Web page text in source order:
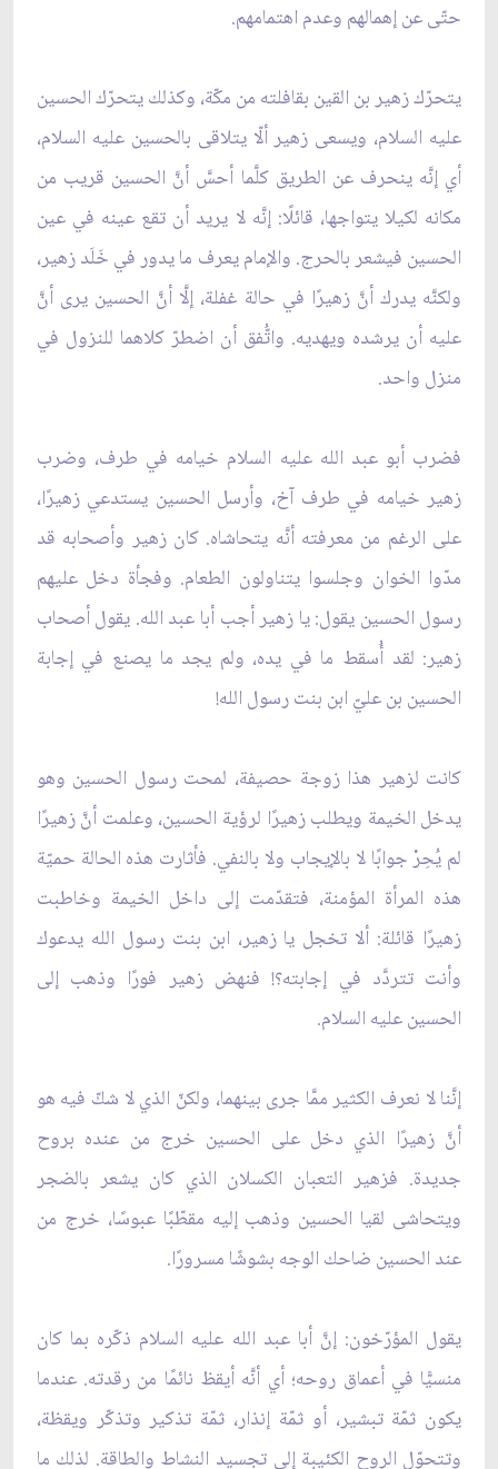
حتّى عن إهمالهم وعدم اهتمامهم.
يتحرّك زهير بن القين بقافلته من مكّة، وكذلك يتحرّك الحسين
عليه السلام، ويسعى زهير ألّا يتلاقى بالحسين عليه السلام،
أي إنَّه ينحرف عن الطريق كلَّما أحسَّ أنَّ الحسين قريب من
مكانه لكيلا يتواجها، قائلًا: إنَّه لا يريد أن تقع عينه في عين
الحسين فيشعر بالحرج. والإمام يعرف ما يدور في خَلَد زهير،
ولكنَّه يدرك أنَّ زهيرًا في حالة غفلة، إلَّا أنَّ الحسين يرى أنَّ
عليه أن يرشده ويهديه. واتُّفق أن اضطرّ كلاهما للنزول في
منزل واحد.
فضرب أبو عبد الله عليه السلام خيامه في طرف، وضرب
زهير خيامه في طرف آخ، وأرسل الحسين يستدعي زهيرًا،
على الرغم من معرفته أنَّه يتحاشاه. كان زهير وأصحابه قد
مدّوا الخوان وجلسوا يتناولون الطعام. وفجأة دخل عليهم
رسول الحسين يقول: يا زهير أجب أبا عبد الله. يقول أصحاب
زهير: لقد أُسقط ما في يده، ولم يجد ما يصنع في إجابة
الحسين بن عليّ ابن بنت رسول الله!
كانت لزهير هذا زوجة حصيفة، لمحت رسول الحسين وهو
يدخل الخيمة ويطلب زهيرًا لرؤية الحسين، وعلمت أنَّ زهيرًا
لم يُحِرْ جوابًا لا بالإيجاب ولا بالنفي. فأثارت هذه الحالة حميّة
هذه المرأة المؤمنة، فتقدّمت إلى داخل الخيمة وخاطبت
زهيرًا قائلة: ألا تخجل يا زهير، ابن بنت رسول الله يدعوك
وأنت تتردَّد في إجابته؟! فنهض زهير فورًا وذهب إلى
الحسين عليه السلام.
إنَّنا لا نعرف الكثير ممَّا جرى بينهما، ولكنّ الذي لا شكّ فيه هو
أنَّ زهيرًا الذي دخل على الحسين خرج من عنده بروح
جديدة. فزهير التعبان الكسلان الذي كان يشعر بالضجر
ويتحاشى لقيا الحسين وذهب إليه مقطّبًا عبوسًا، خرج من
عند الحسين ضاحك الوجه بشوشًا مسرورًا.
يقول المؤرّخون: إنَّ أبا عبد الله عليه السلام ذكّره بما كان
منسيًّا في أعماق روحه؛ أي أنَّه أيقظ نائمًا من رقدته. عندما
يكون ثمّة تبشير، أو ثمّة إنذار، ثمّة تذكير وتذكّر ويقظة،
وتتحوّل الروح الكئيبة إلى تجسيد النشاط والطاقة. لذلك ما